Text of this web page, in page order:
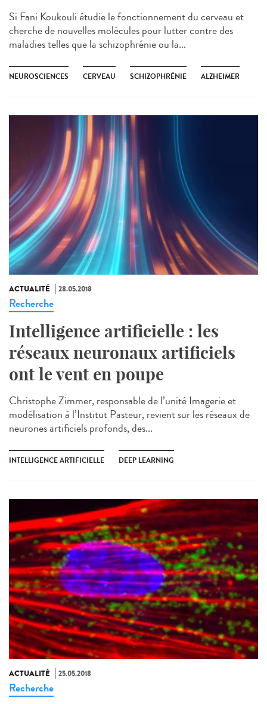
Si Fani Koukouli étudie le fonctionnement du cerveau et
cherche de nouvelles molécules pour lutter contre des
maladies telles que la schizophrénie ou la...
NEUROSCIENCES CERVEAU SCHIZOPHRÉNIE ALZHEIMER
ACTUALITÉ 28.05.2018
Recherche
Intelligence artificielle : les
réseaux neuronaux artificiels
ont le vent en poupe
Christophe Zimmer, responsable de l’unité Imagerie et
modélisation à l’Institut Pasteur, revient sur les réseaux de
neurones artificiels profonds, des...
INTELLIGENCE ARTIFICIELLE DEEP LEARNING
ACTUALITÉ 25.05.2018
Recherche